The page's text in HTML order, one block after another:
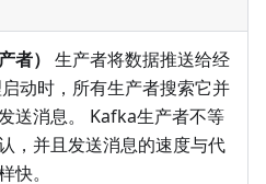
者） 生产者将数据推送给经
动时，所有生产者搜索它并
送消息。 Kafka生产者不等
，并且发送消息的速度与代
快。